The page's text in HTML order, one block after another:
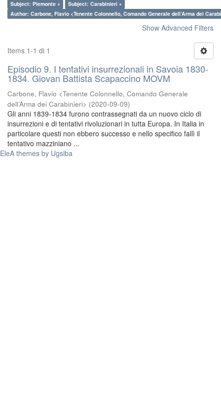
Subject: Piemonte ×
Subject: Carabinieri ×
Author: Carbone, Flavio <Tenente Colonnello, Comando Generale dell’Arma dei
Show Advanced Filters
Items 1-1 di 1
Episodio 9. I tentativi insurrezionali in Savoia 1830-
1834. Giovan Battista Scapaccino MOVM
Carbone, Flavio <Tenente Colonnello, Comando Generale
dell’Arma dei Carabinieri> (2020-09-09)
Gli anni 1839-1834 furono contrassegnati da un nuovo ciclo di
insurrezioni e di tentativi rivoluzionari in tutta Europa. In Italia in
particolare questi non ebbero successo e nello specifico fallì il
tentativo mazziniano ...
EleA themes by Ugsiba